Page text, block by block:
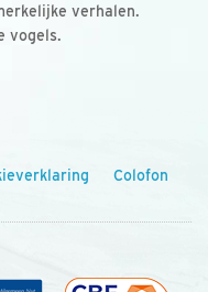
verhalen.
vogels.
Colofon